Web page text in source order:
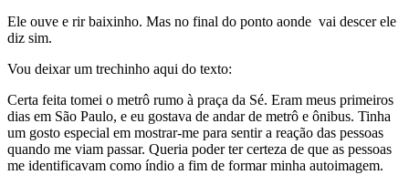
Ele ouve e rir baixinho. Mas no final do ponto aonde vai descer ele
diz sim.
Vou deixar um trechinho aqui do texto:
Certa feita tomei o metrô rumo à praça da Sé. Eram meus primeiros
dias em São Paulo, e eu gostava de andar de metrô e ônibus. Tinha
um gosto especial em mostrar-me para sentir a reação das pessoas
quando me viam passar. Queria poder ter certeza de que as pessoas
me identificavam como índio a fim de formar minha autoimagem.